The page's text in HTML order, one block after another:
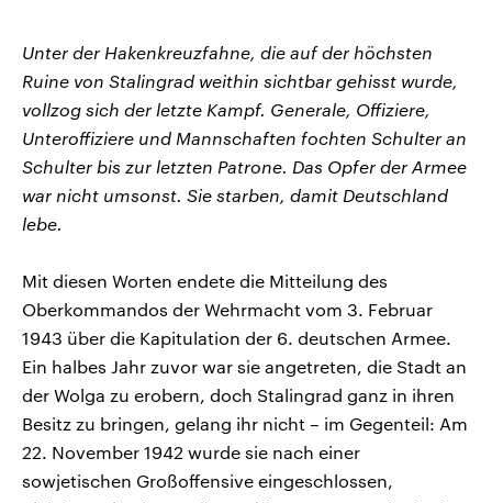
Unter der Hakenkreuzfahne, die auf der höchsten
Ruine von Stalingrad weithin sichtbar gehisst wurde,
vollzog sich der letzte Kampf. Generale, Offiziere,
Unteroffiziere und Mannschaften fochten Schulter an
Schulter bis zur letzten Patrone. Das Opfer der Armee
war nicht umsonst. Sie starben, damit Deutschland
lebe.
Mit diesen Worten endete die Mitteilung des
Oberkommandos der Wehrmacht vom 3. Februar
1943 über die Kapitulation der 6. deutschen Armee.
Ein halbes Jahr zuvor war sie angetreten, die Stadt an
der Wolga zu erobern, doch Stalingrad ganz in ihren
Besitz zu bringen, gelang ihr nicht – im Gegenteil: Am
22. November 1942 wurde sie nach einer
sowjetischen Großoffensive eingeschlossen,